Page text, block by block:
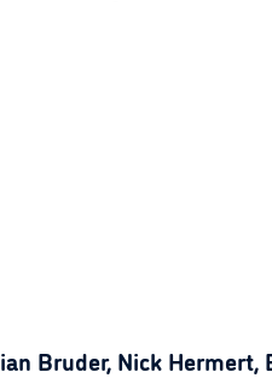
Bruder, Nick Hermert,